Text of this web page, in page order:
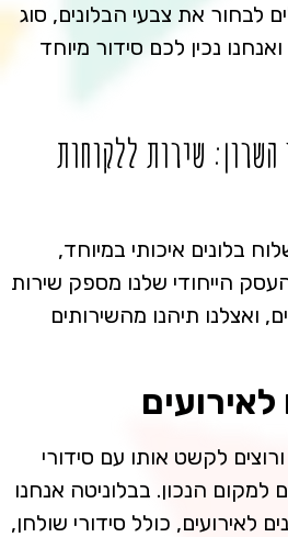
לבחור את צבעי הבלונים, סוג
נכין לכם סידור מיוחד
השרון: שירות ללקוחות
בלונים איכותי במיוחד,
הייחודי שלנו מספק שירות
ואצלנו תיהנו מהשירותים
לאירועים
לקשט אותו עם סידורי
למקום הנכון. בבלוניטה אנחנו
לאירועים, כולל סידורי שולחן,